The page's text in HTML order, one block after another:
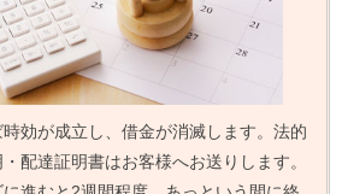
効が成立し、借金が消滅します。法的
配達証明書はお客様へお送りします。